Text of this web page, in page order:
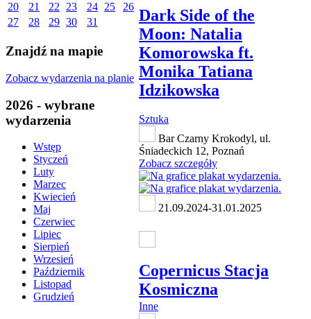
20
21 22 23 24 25
26
27
28 29 30 31
Znajdź na mapie
Zobacz wydarzenia na planie
2026 - wybrane
wydarzenia
Wstęp
Styczeń
Luty
Marzec
Kwiecień
Maj
Czerwiec
Lipiec
Sierpień
Wrzesień
Październik
Listopad
Grudzień
Dark Side of the
Moon: Natalia
Komorowska ft.
Monika Tatiana
Idzikowska
Sztuka
Bar Czarny Krokodyl, ul.
Śniadeckich 12, Poznań
Zobacz szczegóły
21.09.2024-31.01.2025
Copernicus Stacja
Kosmiczna
Inne